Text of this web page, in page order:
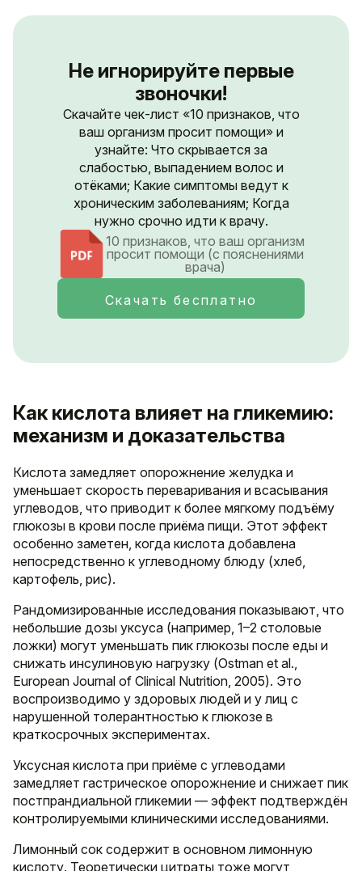
Не игнорируйте первые
звоночки!
Скачайте чек-лист «10 признаков, что
ваш организм просит помощи» и
узнайте: Что скрывается за
слабостью, выпадением волос и
отёками; Какие симптомы ведут к
хроническим заболеваниям; Когда
нужно срочно идти к врачу.
10 признаков, что ваш организм
просит помощи (с пояснениями
врача)
Скачать бесплатно
Как кислота влияет на гликемию:
механизм и доказательства
Кислота замедляет опорожнение желудка и
уменьшает скорость переваривания и всасывания
углеводов, что приводит к более мягкому подъёму
глюкозы в крови после приёма пищи. Этот эффект
особенно заметен, когда кислота добавлена
непосредственно к углеводному блюду (хлеб,
картофель, рис).
Рандомизированные исследования показывают, что
небольшие дозы уксуса (например, 1–2 столовые
ложки) могут уменьшать пик глюкозы после еды и
снижать инсулиновую нагрузку (Ostman et al.,
European Journal of Clinical Nutrition, 2005). Это
воспроизводимо у здоровых людей и у лиц с
нарушенной толерантностью к глюкозе в
краткосрочных экспериментах.
Уксусная кислота при приёме с углеводами
замедляет гастрическое опорожнение и снижает пик
постпрандиальной гликемии — эффект подтверждён
контролируемыми клиническими исследованиями.
Лимонный сок содержит в основном лимонную
кислоту. Теоретически цитраты тоже могут